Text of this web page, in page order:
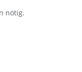
nötig.